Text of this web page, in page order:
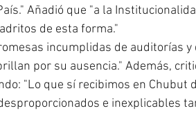
Añadió que "a la
de esta forma."
incumplidas de auditorías
por su ausencia." Además,
"Lo que sí recibimos en Chubut
e inexplicables